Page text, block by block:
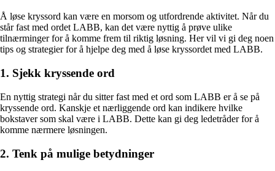
Å løse kryssord kan være en morsom og utfordrende aktivitet. Når du
står fast med ordet LABB, kan det være nyttig å prøve ulike
tilnærminger for å komme frem til riktig løsning. Her vil vi gi deg noen
tips og strategier for å hjelpe deg med å løse kryssordet med LABB.
1. Sjekk kryssende ord
En nyttig strategi når du sitter fast med et ord som LABB er å se på
kryssende ord. Kanskje et nærliggende ord kan indikere hvilke
bokstaver som skal være i LABB. Dette kan gi deg ledetråder for å
komme nærmere løsningen.
2. Tenk på mulige betydninger